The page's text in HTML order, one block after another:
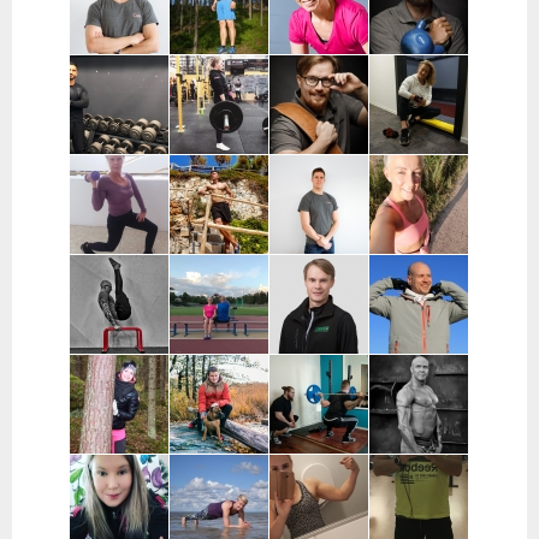
Suomi
Keuruu
Helsinki
Cao Hoang |
Espoo
Sami
Kauppinen |
Päijät-Häme
Iina
Markkanen |
Espoo,
Kauniainen
Marko
Mänttäri | PK-
Seutu,
Kouvola
Muhis
Mashkur |
Varsinais-
Suomi, Turku
Heidi
Mäkisalo |
Varsinais-
Suomi, Turku
Korhonen |
Kouvola ja
koko Suomi
Anna Mattila |
Tampere
Keinonen-
Loikas | Päijät-
Häme
Dmitri
Makarevits |
Helsinki
Aleksi Glad |
Espoo
Miia Hertteli |
Pohjois-
Pohjanmaa ja
Oulainen
Jori Kota-Aho |
Pääkaupunkiseutu
Heleä
Training |
Varsinais-
Suomi
Mikko Gröhn |
Oulu
Tuukka Linjala |
Pääkaupunkiseutu
Veera Svansjö
| Seinäjoki
Johannes Hesso |
Pääkaupunkiseutu
Markus
Rautavirta |
Tampere
Jarkko Veijola
|Satakunta